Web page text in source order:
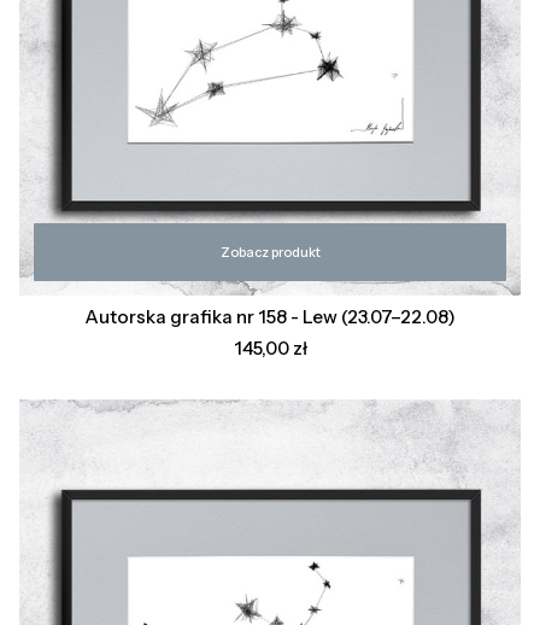
Zobacz produkt
Autorska grafika nr 158 - Lew (23.07–22.08)
Cena
145,00 zł